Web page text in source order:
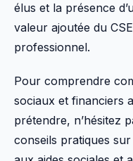
élus et la présence
valeur ajoutée du
professionnel.
Pour comprendre
sociaux et financiers
prétendre, n’hésitez
conseils pratiques